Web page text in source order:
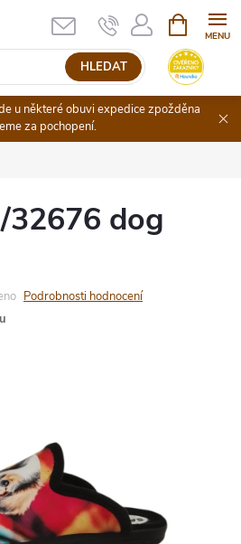
HLEDAT
NÁKUPNÍ
KOŠÍK
u některé obuvi expedice zpožděna
za pochopení.
32676 dog
Podrobnosti hodnocení